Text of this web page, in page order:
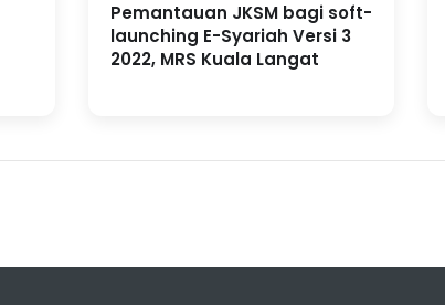
Pemantauan JKSM bagi soft-
launching E-Syariah Versi 3
2022, MRS Kuala Langat